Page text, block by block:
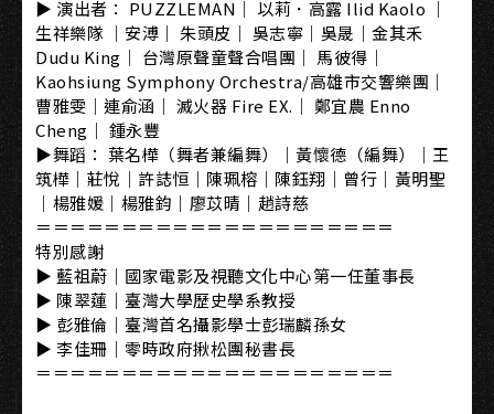
▶ 演出者： PUZZLEMAN｜ 以莉．高露 Ilid Kaolo ｜
生祥樂隊 ｜安溥｜ 朱頭皮｜ 吳志寧｜吳晟｜金其禾
Dudu King｜ 台灣原聲童聲合唱團｜ 馬彼得｜
Kaohsiung Symphony Orchestra/高雄市交響樂團｜
曹雅雯｜連俞涵｜ 滅火器 Fire EX.｜ 鄭宜農 Enno
Cheng｜ 鍾永豐
▶舞蹈： 葉名樺（舞者兼編舞）｜黃懷德（編舞）｜王
筑樺｜莊悅｜許誌恒｜陳珮榕｜陳鈺翔｜曾行｜黃明聖
｜楊雅媛｜楊雅鈞｜廖苡晴｜趙詩慈
＝＝＝＝＝＝＝＝＝＝＝＝＝＝＝＝＝＝＝＝＝
特別感謝
▶ 藍祖蔚｜國家電影及視聽文化中心第一任董事長
▶ 陳翠蓮｜臺灣大學歷史學系教授
▶ 彭雅倫｜臺灣首名攝影學士彭瑞麟孫女
▶ 李佳珊｜零時政府揪松團秘書長
＝＝＝＝＝＝＝＝＝＝＝＝＝＝＝＝＝＝＝＝＝